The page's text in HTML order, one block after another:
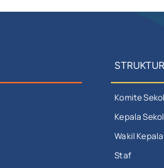
Komite
Kepala
Wakil
Staf